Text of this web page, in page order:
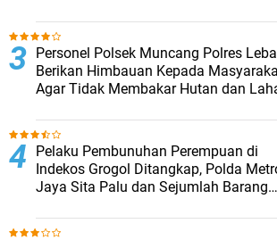
Personel Polsek Muncang Polres
Berikan Himbauan Kepada
Agar Tidak Membakar Hutan dan
Pelaku Pembunuhan Perempuan di
Indekos Grogol Ditangkap, Polda
Jaya Sita Palu dan Sejumlah Barang